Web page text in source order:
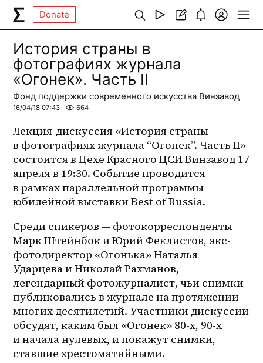
Donate
История страны в
фотографиях журнала
«Огонек». Часть II
Фонд поддержки современного искусства Винзавод
16/04/18 07:43 664
Лекция-дискуссия «История страны
в фотографиях журнала “Огонек”. Часть II»
состоится в Цехе Красного ЦСИ Винзавод 17
апреля в 19:30. Событие проводится
в рамках параллельной программы
юбилейной выставки Best of Russia.
Среди спикеров — фотокорреспонденты
Марк Штейнбок и Юрий Феклистов, экс-
фотодиректор «Огонька» Наталья
Ударцева и Николай Рахманов,
легендарный фотожурналист, чьи снимки
публиковались в журнале на протяжении
многих десятилетий. Участники дискуссии
обсудят, каким был «Огонек» 80-х, 90-х
и начала нулевых, и покажут снимки,
ставшие хрестоматийными.